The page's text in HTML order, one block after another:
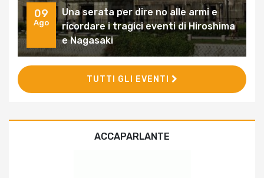
09
Ago
Una serata per dire no alle armi e
ricordare i tragici eventi di Hiroshima
e Nagasaki
TUTTI GLI EVENTI
ACCAPARLANTE